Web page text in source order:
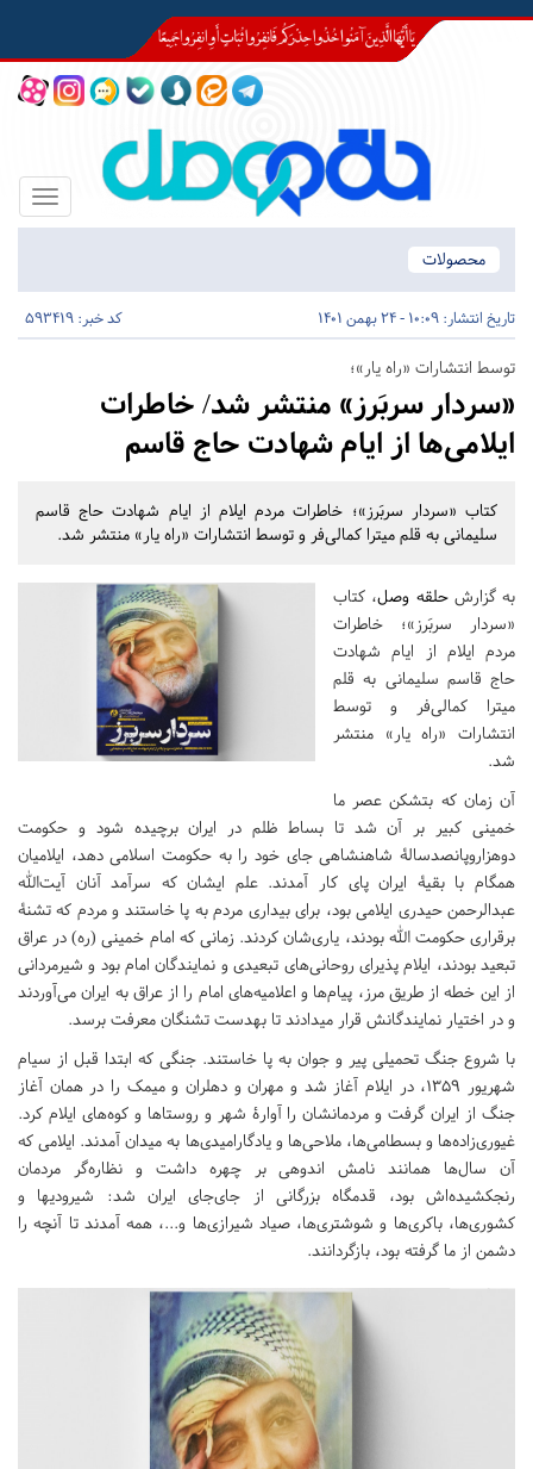
Toggle
محصولات
تاریخ انتشار: 10:09 - 24 بهمن 1401 کد خبر: 593419
توسط انتشارات «راه یار»؛
«سردار سربَرز» منتشر شد/ خاطرات
ایلامی‌ها از ایام شهادت حاج قاسم
کتاب «سردار سربَرز»؛ خاطرات مردم ایلام از ایام شهادت حاج قاسم
سلیمانی به قلم میترا کمالی‌فر و توسط انتشارات «راه یار» منتشر شد.
به گزارشحلقه وصل، کتاب
«سردار سربَرز»؛ خاطرات
مردم ایلام از ایام شهادت
حاج قاسم سلیمانی به قلم
میترا کمالی‌فر و توسط
انتشارات «راه یار» منتشر
شد.
آن زمان که بتشکن عصر ما
خمینی کبیر بر آن شد تا بساط ظلم در ایران برچیده شود و حکومت
دوهزاروپانصدسالۀ شاهنشاهی جای خود را به حکومت اسلامی دهد، ایلامیان
همگام با بقیۀ ایران پای کار آمدند. علم ایشان که سرآمد آنان آیت‌الله
عبدالرحمن حیدری ایلامی بود، برای بیداری مردم به پا خاستند و مردم که تشنۀ
برقراری حکومت الله بودند، یاری‌شان کردند. زمانی که امام خمینی (ره) در عراق
تبعید بودند، ایلام پذیرای روحانی‌های تبعیدی و نمایندگان امام بود و شیرمردانی
از این خطه از طریق مرز، پیام‌ها و اعلامیه‌های امام را از عراق به ایران می‌آوردند
و در اختیار نمایندگانش قرار میدادند تا بهدست تشنگان معرفت برسد.
با شروع جنگ تحمیلی پیر و جوان به پا خاستند. جنگی که ابتدا قبل از سیام
شهریور ۱۳۵۹، در ایلام آغاز شد و مهران و دهلران و میمک را در همان آغاز
جنگ از ایران گرفت و مردمانشان را آوارۀ شهر و روستا‌ها و کوه‌های ایلام کرد.
غیوری‌زاده‌ها و بسطامی‌ها، ملاحی‌ها و یادگارامیدی‌ها به میدان آمدند. ایلامی که
آن سال‌ها همانند نامش اندوهی بر چهره داشت و نظاره‌گر مردمان
رنجکشیده‌اش بود، قدمگاه بزرگانی از جای‌جای ایران شد: شیرودی‎ها و
کشوری‌ها، باکری‌ها و شوشتری‌ها، صیاد شیرازی‌ها و...، همه آمدند تا آنچه را
دشمن از ما گرفته بود، بازگردانند.